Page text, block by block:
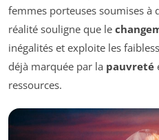
femmes porteuses soumises à
réalité souligne que le
inégalités et exploite les
déjà marquée par la pauvreté
ressources.